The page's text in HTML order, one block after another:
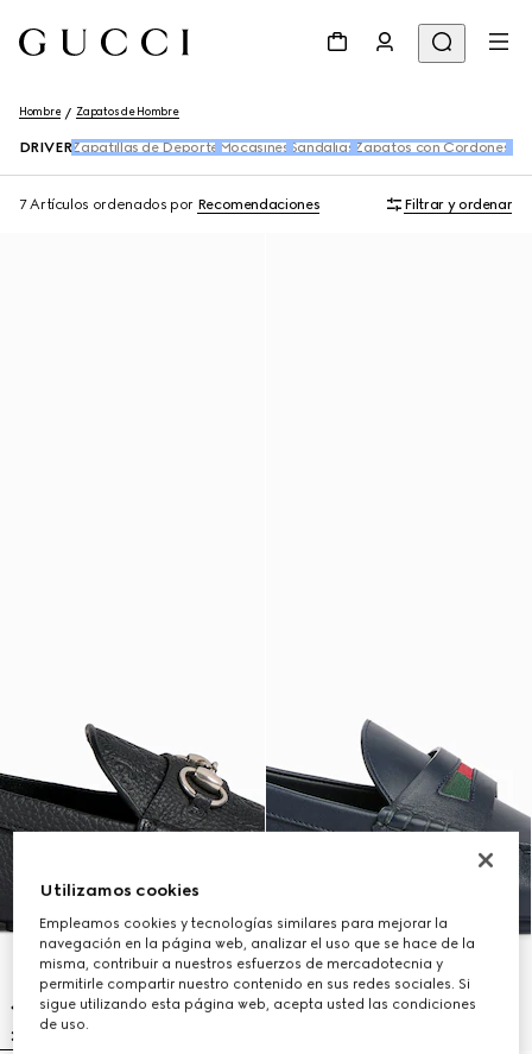
Hombre Zapatos de Hombre
DRIVERZapatillas de Deporte Mocasines Sandalias Zapatos con Cordones
7 Artículos ordenados por Recomendaciones Filtrar y ordenar
Utilizamos cookies
Empleamos cookies y tecnologías similares para mejorar la
navegación en la página web, analizar el uso que se hace de la
misma, contribuir a nuestros esfuerzos de mercadotecnia y
permitirle compartir nuestro contenido en sus redes sociales. Si
sigue utilizando esta página web, acepta usted las condiciones
de uso.